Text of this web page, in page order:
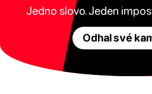
Jedno slovo. Jeden
Odhal své